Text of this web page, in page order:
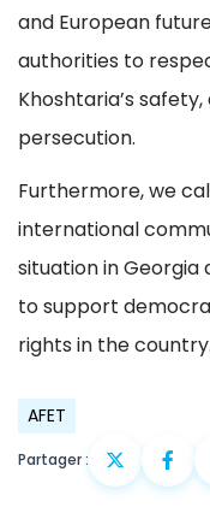
and European
authorities to
Khoshtaria’s
persecution.
Furthermore, we
international
situation in Georgia
to support
rights in the country.
AFET
Partager :